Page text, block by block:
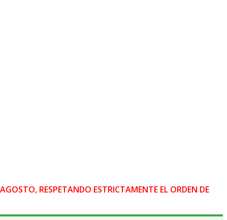
RESPETANDO ESTRICTAMENTE EL ORDEN DE